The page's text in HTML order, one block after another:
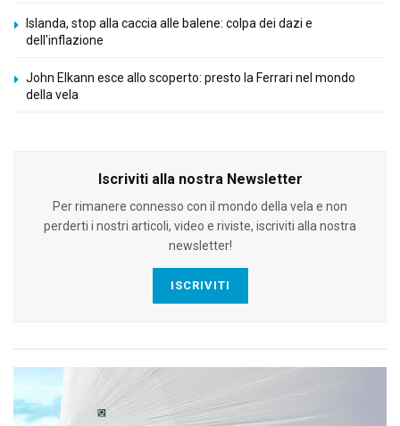
Islanda, stop alla caccia alle balene: colpa dei dazi e
dell'inflazione
John Elkann esce allo scoperto: presto la Ferrari nel mondo
della vela
Iscriviti alla nostra Newsletter
Per rimanere connesso con il mondo della vela e non
perderti i nostri articoli, video e riviste, iscriviti alla nostra
newsletter!
ISCRIVITI